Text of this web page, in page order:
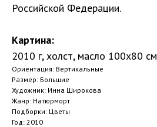
Российской Федерации.
Картина:
2010 г, холст, масло 100х80 см
Ориентация: Вертикальные
Размер: Большие
Художник: Инна Широкова
Жанр: Натюрморт
Подборки: Цветы
Год: 2010